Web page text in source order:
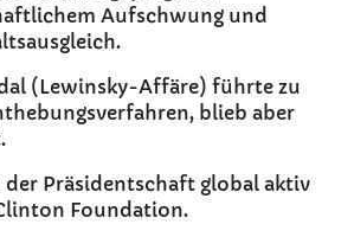
Aufschwung und
(Lewinsky-Affäre) führte zu
blieb aber
der Präsidentschaft global aktiv
Foundation.